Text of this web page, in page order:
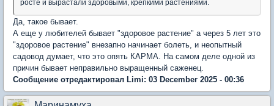
росте и вырастали здоровыми, крепкими растениями.
Да, такое бывает.
А еще у любителей бывает "здоровое растение" а через 5 лет это
"здоровое растение" внезапно начинает болеть, и неопытный
садовод думает, что это опять КАРМА. На самом деле одной из
причин бывает неправильно выращенный саженец.
Сообщение отредактировал Limi: 03 December 2025 - 00:36